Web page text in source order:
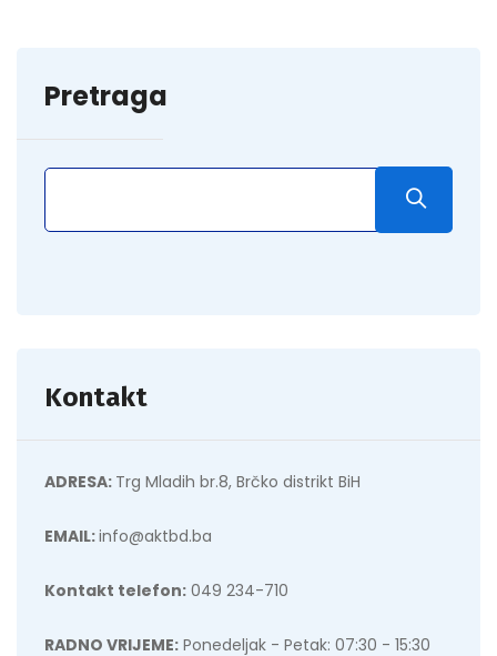
Pretraga
Kontakt
ADRESA: Trg Mladih br.8, Brčko distrikt BiH
EMAIL:info@aktbd.ba
Kontakt telefon: 049 234-710
RADNO VRIJEME: Ponedeljak - Petak: 07:30 - 15:30